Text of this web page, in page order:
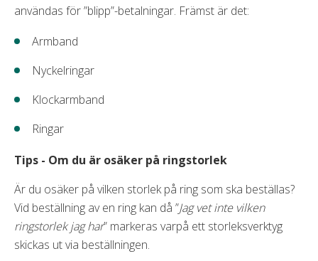
användas för ”blipp”-betalningar. Främst är det:
Armband
Nyckelringar
Klockarmband
Ringar
Tips - Om du är osäker på ringstorlek
Är du osäker på vilken storlek på ring som ska beställas?
Vid beställning av en ring kan då ”Jag vet inte vilken
ringstorlek jag har” markeras varpå ett storleksverktyg
skickas ut via beställningen.